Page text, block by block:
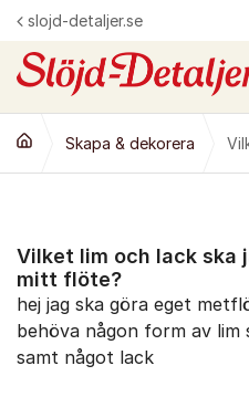
Hoppa till innehåll
slojd-detaljer.se
Skapa & dekorera
Vilket lim och lack ska
mitt flöte?
hej jag ska göra eget
behöva någon form av lim
samt något lack